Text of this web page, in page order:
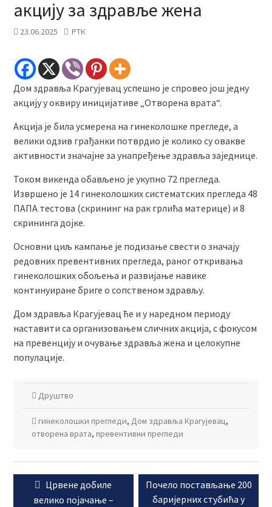
акцију за здравље жена
23.06.2025 РТК
Дом здравља Крагујевац успешно је спровео још једну
акцију у оквиру иницијативе „Отворена врата“.
Aкција је била усмерена на гинеколошке прегледе, а
велики одзив грађанки потврдио је колико су овакве
активности значајне за унапређење здравља заједнице.
Током викенда обављено је укупно 72 прегледа.
Извршено је 14 гинеколошких систематских прегледа 48
ПАПА тестова (скрининг на рак грлића материце) и 8
скрининга дојке.
Основни циљ кампање је подизање свести о значају
редовних превентивних прегледа, раног откривања
гинеколошких обољења и развијање навике
континуиране бриге о сопственом здрављу.
Дом здравља Крагујевац ће и у наредном периоду
наставити са организовањем сличних акција, с фокусом
на превенцију и очување здравља жена и целокупне
популације.
Друштво
гинеколошки прегледи, Дом здравља Крагујевац,
отворена врата, превентивни прегледи
Кретање
чланкаPrevious
post:
Црвене добиле
велико појачање –
Next
post:
Почело постављање 200
баријерних стубића у